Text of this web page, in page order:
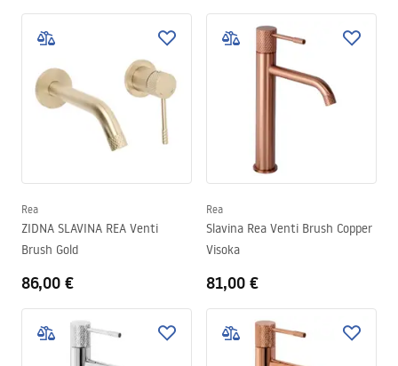
Rea
ZIDNA SLAVINA REA Venti
Brush Gold
86,00 €
Rea
Slavina Rea Venti Brush Copper
Visoka
81,00 €